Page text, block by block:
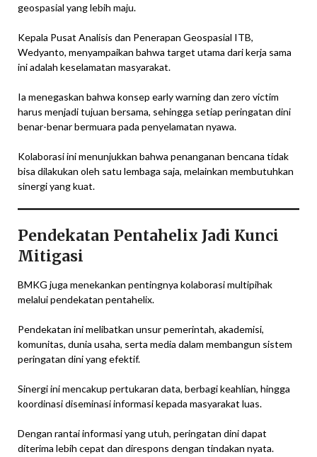
geospasial yang lebih maju.
Kepala Pusat Analisis dan Penerapan Geospasial ITB,
Wedyanto, menyampaikan bahwa target utama dari kerja sama
ini adalah keselamatan masyarakat.
Ia menegaskan bahwa konsep early warning dan zero victim
harus menjadi tujuan bersama, sehingga setiap peringatan dini
benar-benar bermuara pada penyelamatan nyawa.
Kolaborasi ini menunjukkan bahwa penanganan bencana tidak
bisa dilakukan oleh satu lembaga saja, melainkan membutuhkan
sinergi yang kuat.
Pendekatan Pentahelix Jadi Kunci
Mitigasi
BMKG juga menekankan pentingnya kolaborasi multipihak
melalui pendekatan pentahelix.
Pendekatan ini melibatkan unsur pemerintah, akademisi,
komunitas, dunia usaha, serta media dalam membangun sistem
peringatan dini yang efektif.
Sinergi ini mencakup pertukaran data, berbagi keahlian, hingga
koordinasi diseminasi informasi kepada masyarakat luas.
Dengan rantai informasi yang utuh, peringatan dini dapat
diterima lebih cepat dan direspons dengan tindakan nyata.